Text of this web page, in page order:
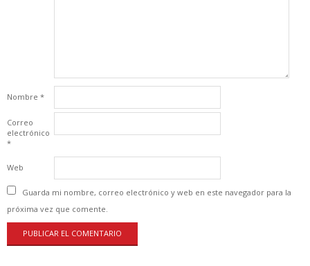
Nombre *
Correo
electrónico
*
Web
Guarda mi nombre, correo electrónico y web en este navegador para la
próxima vez que comente.